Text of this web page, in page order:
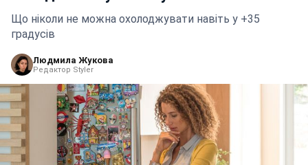
Що ніколи не можна охолоджувати навіть у +35
градусів
Людмила Жукова
Редактор Styler